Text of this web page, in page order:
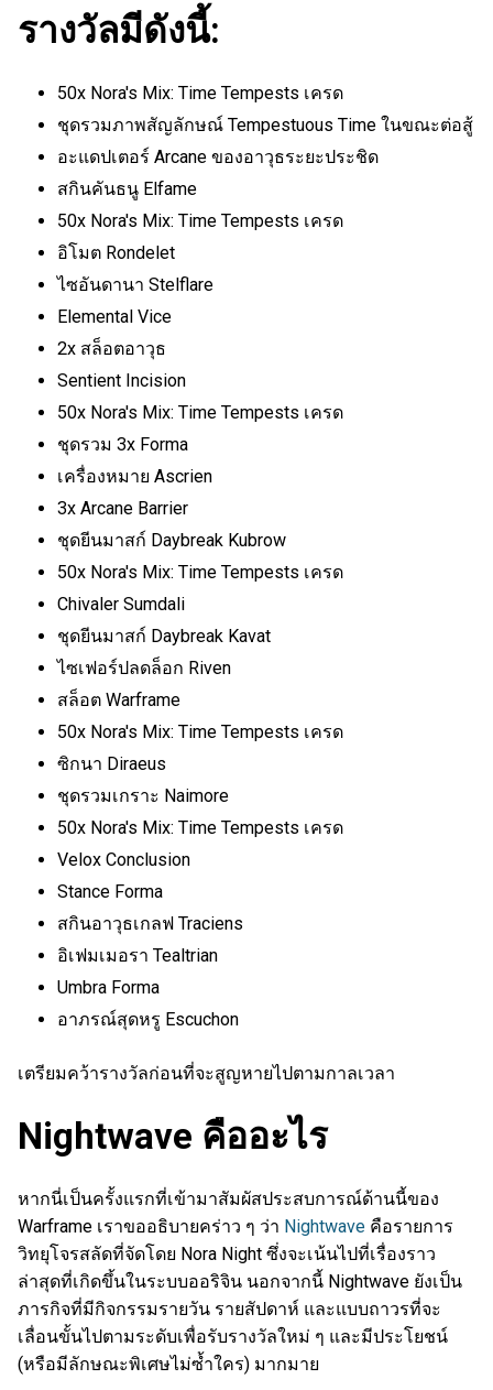
รางวัลมีดังนี้:
50x Nora's Mix: Time Tempests เครด
ชุดรวมภาพสัญลักษณ์ Tempestuous Time ในขณะต่อสู้
อะแดปเตอร์ Arcane ของอาวุธระยะประชิด
สกินคันธนู Elfame
50x Nora's Mix: Time Tempests เครด
อิโมต Rondelet
ไซอันดานา Stelflare
Elemental Vice
2x สล็อตอาวุธ
Sentient Incision
50x Nora's Mix: Time Tempests เครด
ชุดรวม 3x Forma
เครื่องหมาย Ascrien
3x Arcane Barrier
ชุดยีนมาสก์ Daybreak Kubrow
50x Nora's Mix: Time Tempests เครด
Chivaler Sumdali
ชุดยีนมาสก์ Daybreak Kavat
ไซเฟอร์ปลดล็อก Riven
สล็อต Warframe
50x Nora's Mix: Time Tempests เครด
ซิกนา Diraeus
ชุดรวมเกราะ Naimore
50x Nora's Mix: Time Tempests เครด
Velox Conclusion
Stance Forma
สกินอาวุธเกลฟ Traciens
อิเฟมเมอรา Tealtrian
Umbra Forma
อาภรณ์สุดหรู Escuchon
เตรียมคว้ารางวัลก่อนที่จะสูญหายไปตามกาลเวลา
Nightwave คืออะไร
หากนี่เป็นครั้งแรกที่เข้ามาสัมผัสประสบการณ์ด้านนี้ของ
Warframe เราขออธิบายคร่าว ๆ ว่า Nightwave คือรายการ
วิทยุโจรสลัดที่จัดโดย Nora Night ซึ่งจะเน้นไปที่เรื่องราว
ล่าสุดที่เกิดขึ้นในระบบออริจิน นอกจากนี้ Nightwave ยังเป็น
ภารกิจที่มีกิจกรรมรายวัน รายสัปดาห์ และแบบถาวรที่จะ
เลื่อนขั้นไปตามระดับเพื่อรับรางวัลใหม่ ๆ และมีประโยชน์
(หรือมีลักษณะพิเศษไม่ซ้ำใคร) มากมาย